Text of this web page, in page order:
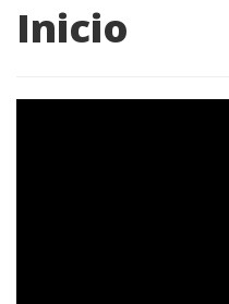
Inicio